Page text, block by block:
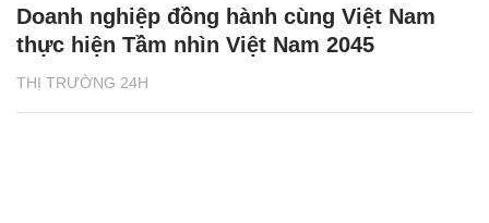
THỊ TRƯỜNG 24H
Doanh nghiệp đồng hành cùng Việt Nam
thực hiện Tầm nhìn Việt Nam 2045